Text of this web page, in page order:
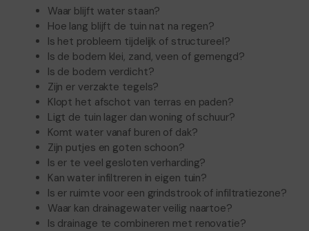
Waar blijft water staan?
Hoe lang blijft de tuin nat na regen?
Is het probleem tijdelijk of structureel?
Is de bodem klei, zand, veen of gemengd?
Is de bodem verdicht?
Zijn er verzakte tegels?
Klopt het afschot van terras en paden?
Ligt de tuin lager dan woning of schuur?
Komt water vanaf buren of dak?
Zijn putjes en goten schoon?
Is er te veel gesloten verharding?
Kan water infiltreren in eigen tuin?
Is er ruimte voor een grindstrook of infiltratiezone?
Waar kan drainagewater veilig naartoe?
Is drainage te combineren met renovatie?